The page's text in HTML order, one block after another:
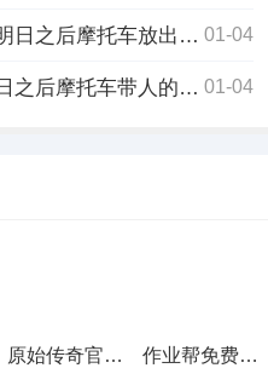
明日之后摩托车怎么放出来 明日之后摩托车放出来的方法 01-04
明日之后摩托车怎么带人 明日之后摩托车带人的方法 01-04
原始传奇官方
作业帮免费下